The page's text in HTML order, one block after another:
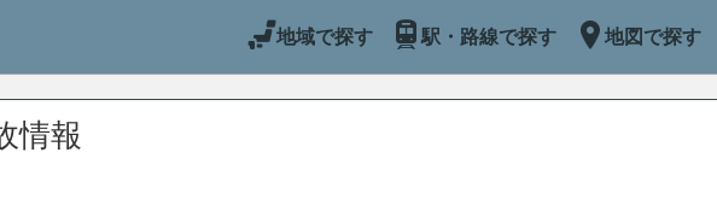
地域で探す 駅・路線で探す 地図で探す
情報